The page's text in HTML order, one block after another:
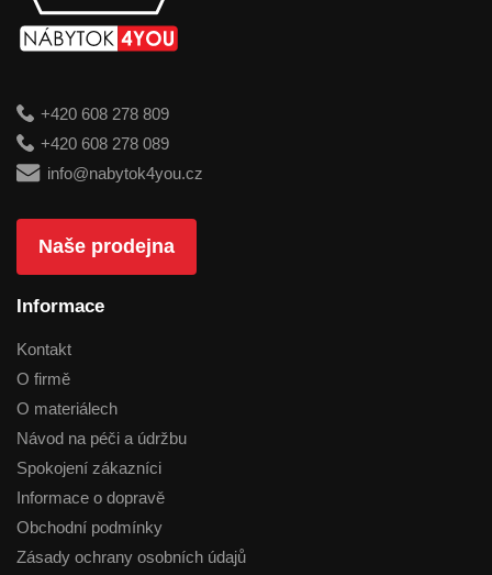
+420 608 278 809
+420 608 278 089
info@nabytok4you.cz
Naše prodejna
Informace
Kontakt
O firmě
O materiálech
Návod na péči a údržbu
Spokojení zákazníci
Informace o dopravě
Obchodní podmínky
Zásady ochrany osobních údajů